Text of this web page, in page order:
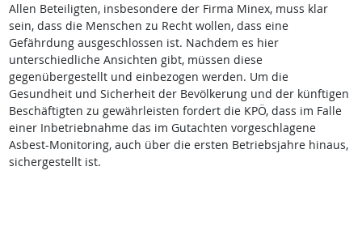
Allen Beteiligten, insbesondere der Firma Minex, muss klar
sein, dass die Menschen zu Recht wollen, dass eine
Gefährdung ausgeschlossen ist. Nachdem es hier
unterschiedliche Ansichten gibt, müssen diese
gegenübergestellt und einbezogen werden. Um die
Gesundheit und Sicherheit der Bevölkerung und der künftigen
Beschäftigten zu gewährleisten fordert die KPÖ, dass im Falle
einer Inbetriebnahme das im Gutachten vorgeschlagene
Asbest-Monitoring, auch über die ersten Betriebsjahre hinaus,
sichergestellt ist.